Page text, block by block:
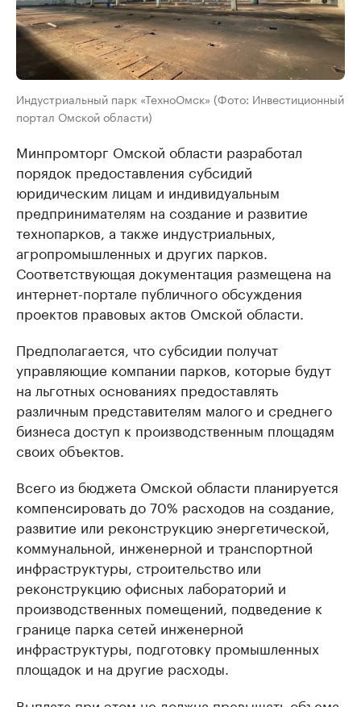
Индустриальный парк «ТехноОмск» (Фото: Инвестиционный
портал Омской области)
Минпромторг Омской области разработал
порядок предоставления субсидий
юридическим лицам и индивидуальным
предпринимателям на создание и развитие
технопарков, а также индустриальных,
агропромышленных и других парков.
Соответствующая документация размещена на
интернет-портале публичного обсуждения
проектов правовых актов Омской области.
Предполагается, что субсидии получат
управляющие компании парков, которые будут
на льготных основаниях предоставлять
различным представителям малого и среднего
бизнеса доступ к производственным площадям
своих объектов.
Всего из бюджета Омской области планируется
компенсировать до 70% расходов на создание,
развитие или реконструкцию энергетической,
коммунальной, инженерной и транспортной
инфраструктуры, строительство или
реконструкцию офисных лабораторий и
производственных помещений, подведение к
границе парка сетей инженерной
инфраструктуры, подготовку промышленных
площадок и на другие расходы.